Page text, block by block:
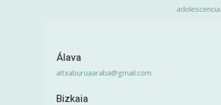
Álava
altxaburuaaraba@gmail.com
Bizkaia